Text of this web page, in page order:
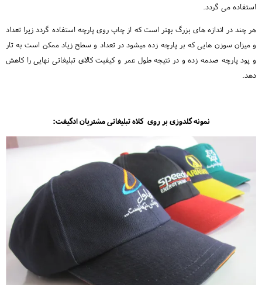
استفاده می گردد.
هر چند در اندازه های بزرگ بهتر است که از چاپ روی پارچه استفاده گردد زیرا تعداد
و میزان سوزن هایی که بر پارچه زده میشود در تعداد و سطح زیاد ممکن است به تار
و پود پارچه صدمه زده و در نتیجه طول عمر و کیفیت کالای تبلیغاتی نهایی را کاهش
دهد.
نمونه گلدوزی بر روی کلاه تبلیغاتی مشتریان ادگیفت: